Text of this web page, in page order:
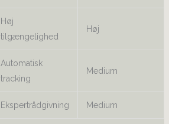
Høj
tilgængelighed
Høj
Automatisk
tracking
Medium
Ekspertrådgivning Medium